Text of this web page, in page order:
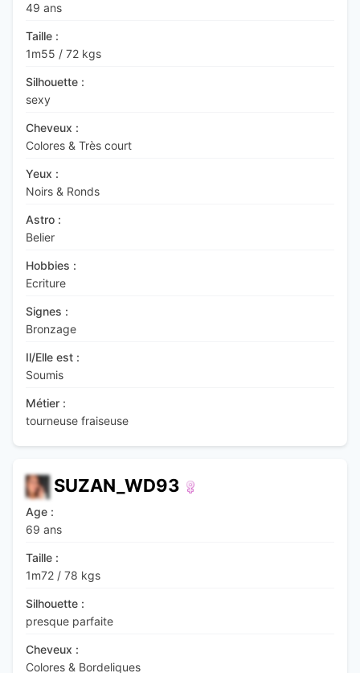
49 ans
Taille :
1m55 / 72 kgs
Silhouette :
sexy
Cheveux :
Colores & Très court
Yeux :
Noirs & Ronds
Astro :
Belier
Hobbies :
Ecriture
Signes :
Bronzage
Il/Elle est :
Soumis
Métier :
tourneuse fraiseuse
SUZAN_WD93
Age :
69 ans
Taille :
1m72 / 78 kgs
Silhouette :
presque parfaite
Cheveux :
Colores & Bordeliques